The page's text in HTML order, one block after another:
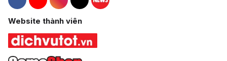
Hacom Facebook
Hacom YouTube
Hacom Instagram
Hacom TikTok
Website thành viên